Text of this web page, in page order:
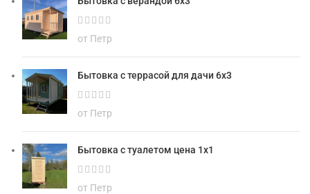
от Петр
Бытовка с террасой для дачи 6х3
от Петр
Бытовка с туалетом цена 1х1
от Петр